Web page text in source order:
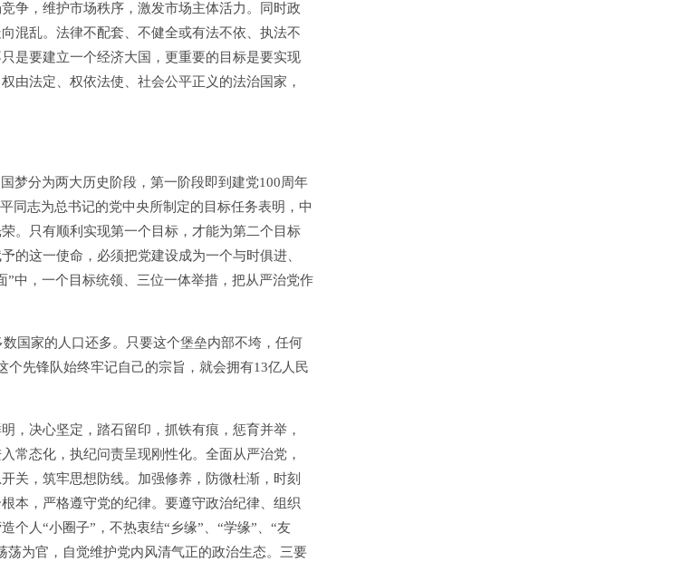
争，维护市场秩序，激发市场主体活力。同时政
混乱。法律不配套、不健全或有法不依、执法不
是要建立一个经济大国，更重要的目标是要实现
由法定、权依法使、社会公平正义的法治国家，
分为两大历史阶段，第一阶段即到建党100周年
同志为总书记的党中央所制定的目标任务表明，中
。只有顺利实现第一个目标，才能为第二个目标
的这一使命，必须把党建设成为一个与时俱进、
中，一个目标统领、三位一体举措，把从严治党作
国家的人口还多。只要这个堡垒内部不垮，任何
先锋队始终牢记自己的宗旨，就会拥有13亿人民
决心坚定，踏石留印，抓铁有痕，惩育并举，
常态化，执纪问责呈现刚性化。全面从严治党，
关，筑牢思想防线。加强修养，防微杜渐，时刻
本，严格遵守党的纪律。要遵守政治纪律、组织
个人“小圈子”，不热衷结“乡缘”、“学缘”、“友
为官，自觉维护党内风清气正的政治生态。三要